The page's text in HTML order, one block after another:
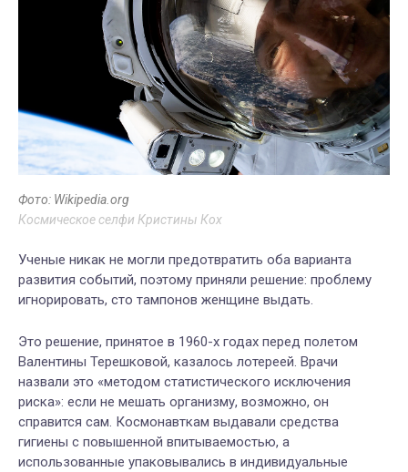
Фото: Wikipedia.org
Космическое селфи Кристины Кох
Ученые никак не могли предотвратить оба варианта
развития событий, поэтому приняли решение: проблему
игнорировать, сто тампонов женщине выдать.
Это решение, принятое в 1960-х годах перед полетом
Валентины Терешковой, казалось лотереей. Врачи
назвали это «методом статистического исключения
риска»: если не мешать организму, возможно, он
справится сам. Космонавткам выдавали средства
гигиены с повышенной впитываемостью, а
использованные упаковывались в индивидуальные